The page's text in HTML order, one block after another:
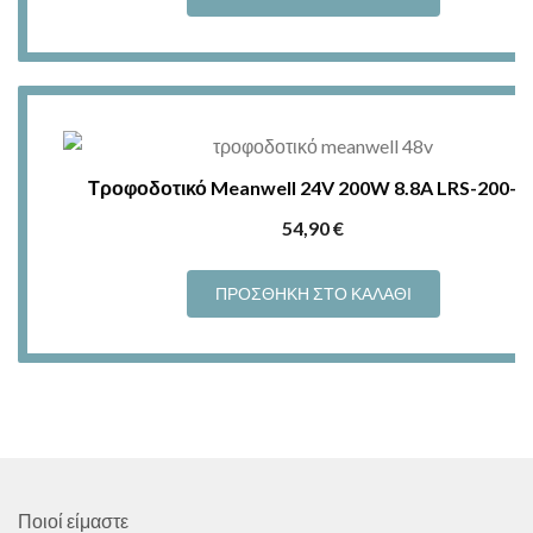
Τροφοδοτικό Meanwell 24V 200W 8.8A LRS-200-
54,90€
ΠΡΟΣΘΉΚΗ ΣΤΟ ΚΑΛΆΘΙ
Ποιοί είμαστε